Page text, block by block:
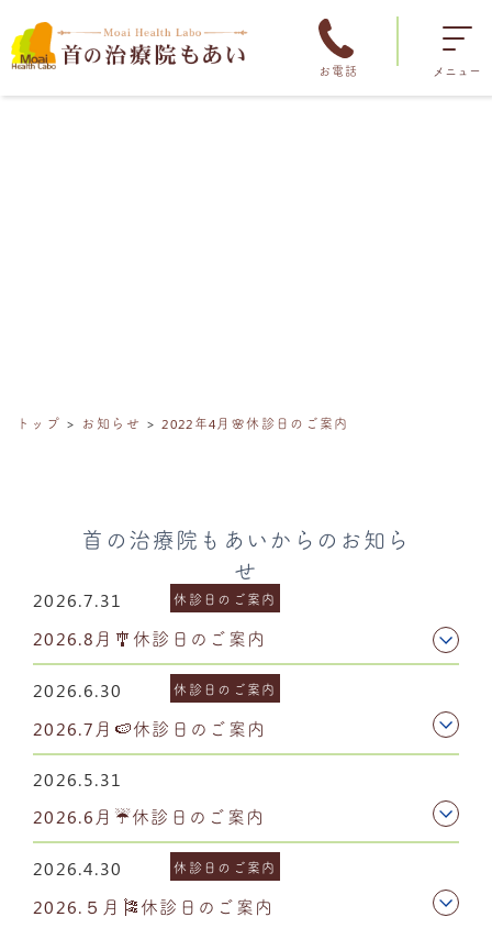
お電話 メニュー
トップ お知らせ 2022年4月🌸休診日のご案内
首の治療院もあいからのお知ら
せ
2026.7.31 休診日のご案内
2026.8月🎐休診日のご案内
2026.6.30 休診日のご案内
2026.7月🍉休診日のご案内
2026.5.31
2026.6月☔休診日のご案内
2026.4.30 休診日のご案内
2026.５月🎏休診日のご案内